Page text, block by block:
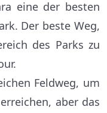
eine der besten
Der beste Weg,
des Parks zu
Feldweg, um
aber das